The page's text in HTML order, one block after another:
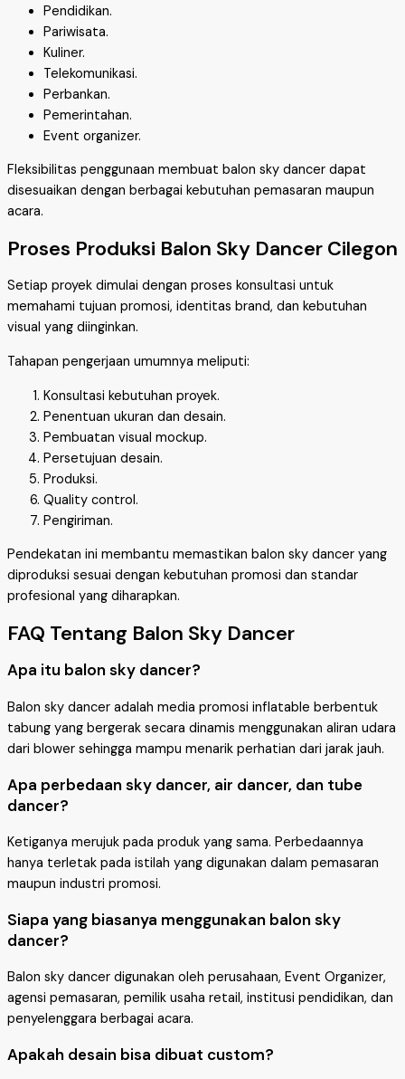
Pendidikan.
Pariwisata.
Kuliner.
Telekomunikasi.
Perbankan.
Pemerintahan.
Event organizer.
Fleksibilitas penggunaan membuat balon sky dancer dapat
disesuaikan dengan berbagai kebutuhan pemasaran maupun
acara.
Proses Produksi Balon Sky Dancer Cilegon
Setiap proyek dimulai dengan proses konsultasi untuk
memahami tujuan promosi, identitas brand, dan kebutuhan
visual yang diinginkan.
Tahapan pengerjaan umumnya meliputi:
Konsultasi kebutuhan proyek.
Penentuan ukuran dan desain.
Pembuatan visual mockup.
Persetujuan desain.
Produksi.
Quality control.
Pengiriman.
Pendekatan ini membantu memastikan balon sky dancer yang
diproduksi sesuai dengan kebutuhan promosi dan standar
profesional yang diharapkan.
FAQ Tentang Balon Sky Dancer
Apa itu balon sky dancer?
Balon sky dancer adalah media promosi inflatable berbentuk
tabung yang bergerak secara dinamis menggunakan aliran udara
dari blower sehingga mampu menarik perhatian dari jarak jauh.
Apa perbedaan sky dancer, air dancer, dan tube
dancer?
Ketiganya merujuk pada produk yang sama. Perbedaannya
hanya terletak pada istilah yang digunakan dalam pemasaran
maupun industri promosi.
Siapa yang biasanya menggunakan balon sky
dancer?
Balon sky dancer digunakan oleh perusahaan, Event Organizer,
agensi pemasaran, pemilik usaha retail, institusi pendidikan, dan
penyelenggara berbagai acara.
Apakah desain bisa dibuat custom?